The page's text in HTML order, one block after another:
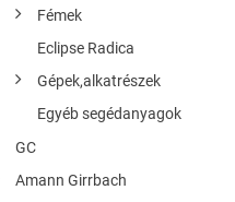
Fémek
Eclipse Radica
Gépek,alkatrészek
Egyéb segédanyagok
GC
Amann Girrbach